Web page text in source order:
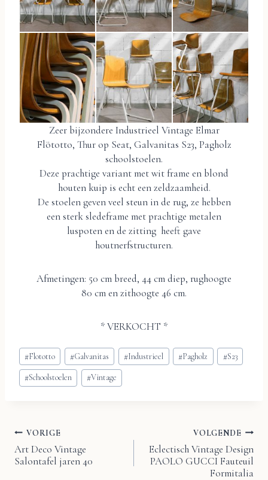
Zeer bijzondere Industrieel Vintage Elmar
Flötotto, Thur op Seat, Galvanitas S23, Pagholz
schoolstoelen.
Deze prachtige variant met wit frame en blond
houten kuip is echt een zeldzaamheid.
De stoelen geven veel steun in de rug, ze hebben
een sterk sledeframe met prachtige metalen
luspoten en de zitting heeft gave
houtnerfstructuren.
Afmetingen: 50 cm breed, 44 cm diep, rughoogte
80 cm en zithoogte 46 cm.
* VERKOCHT *
Bericht
tags:
#Flototto #Galvanitas #Industrieel #Pagholz #S23
#Schoolstoelen #Vintage
Bericht
VORIGE
Art Deco Vintage
Salontafel jaren 40
VOLGENDE
Eclectisch Vintage Design
PAOLO GUCCI Fauteuil
Formitalia